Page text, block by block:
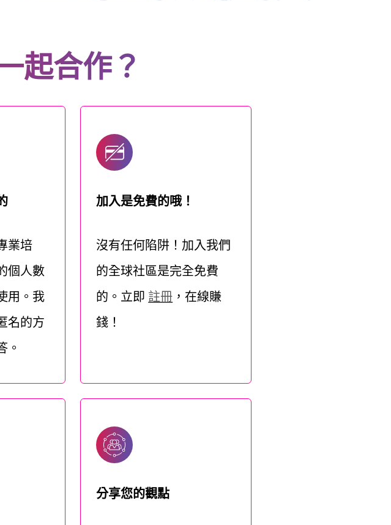
起合作？
業培
個人數
用。我
名的方
加入是免費的哦！
沒有任何陷阱！加入我們
的全球社區是完全免費
的。立即註冊，在線賺
錢！
分享您的觀點